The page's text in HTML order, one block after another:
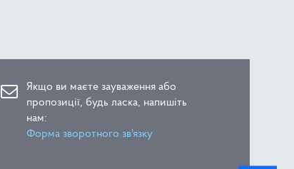
Якщо ви маєте зауваження або
пропозиції, будь ласка, напишіть
нам:
Форма зворотного зв'язку